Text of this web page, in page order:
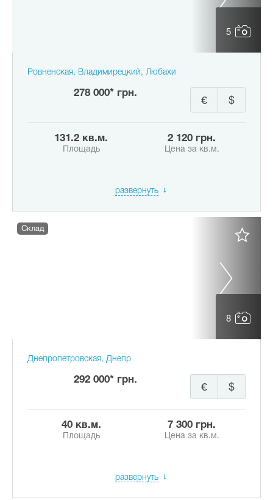
5
Ровненская, Владимирецкий, Любахи
278 000* грн.
$
€
131.2 кв.м.
Площадь
2 120 грн.
Цена за кв.м.
развернуть
8
Склад
Днепропетровская, Днепр
292 000* грн.
$
€
40 кв.м.
Площадь
7 300 грн.
Цена за кв.м.
развернуть